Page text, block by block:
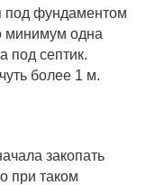
под фундаментом
минимум одна
под септик.
более 1 м.
закопать
при таком